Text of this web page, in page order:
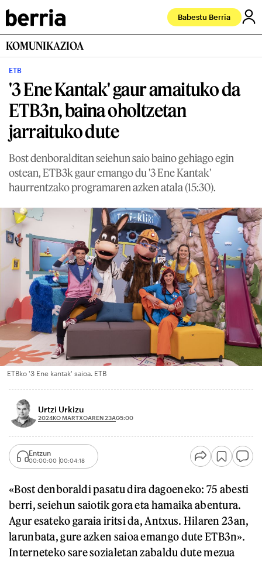
Babestu Berria
KOMUNIKAZIOA
ETB
'3 Ene Kantak' gaur amaituko da
ETB3n, baina oholtzetan
jarraituko dute
Bost denboralditan seiehun saio baino gehiago egin
ostean, ETB3k gaur emango du '3 Ene Kantak'
haurrentzako programaren azken atala (15:30).
ETBko '3 Ene kantak' saioa. ETB
Urtzi Urkizu
2024KO MARTXOAREN 23A05:00
Entzun
00:00:00 00:04:18
«Bost denboraldi pasatu dira dagoeneko: 75 abesti
berri, seiehun saiotik gora eta hamaika abentura.
Agur esateko garaia iritsi da, Antxus. Hilaren 23an,
larunbata, gure azken saioa emango dute ETB3n».
Interneteko sare sozialetan zabaldu dute mezua